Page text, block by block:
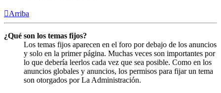
Arriba
¿Qué son los temas fijos?
Los temas fijos aparecen en el foro por debajo de los anuncios
y solo en la primer página. Muchas veces son importantes por
lo que debería leerlos cada vez que sea posible. Como en los
anuncios globales y anuncios, los permisos para fijar un tema
son otorgados por La Administración.